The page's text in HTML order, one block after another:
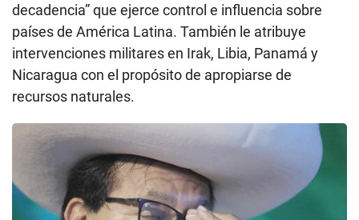
decadencia” que ejerce control e influencia sobre
países de América Latina. También le atribuye
intervenciones militares en Irak, Libia, Panamá y
Nicaragua con el propósito de apropiarse de
recursos naturales.